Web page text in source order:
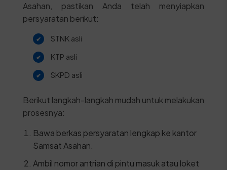
Asahan, pastikan Anda telah menyiapkan
persyaratan berikut:
STNK asli
KTP asli
SKPD asli
Berikut langkah-langkah mudah untuk melakukan
prosesnya:
Bawa berkas persyaratan lengkap ke kantor
Samsat Asahan.
Ambil nomor antrian di pintu masuk atau loket